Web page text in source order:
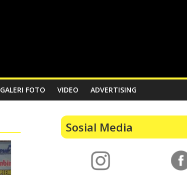
GALERI FOTO VIDEO ADVERTISING
Sosial Media